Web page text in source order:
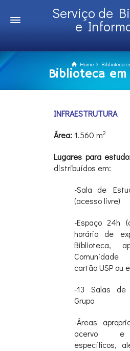
Serviço de
e
Home Biblioteca
Biblioteca em
INFRAESTRUTURA
Área:1.560 m2
Lugares para
distribuídos em:
-Sala de
(acesso livre)
-Espaço 24h
horário de
Biblioteca,
cartão USP ou
-13 Salas
Grupo
-Áreas
acervo e
específicos,